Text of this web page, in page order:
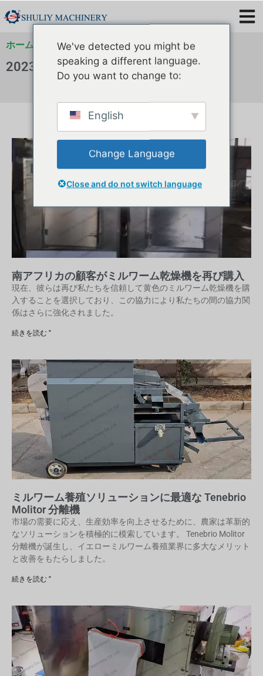
ホーム アーカイブ»アーカイブ
2023年7月
南アフリカの顧客がミルワーム乾燥機を再び購入
現在、彼らは再び私たちを信頼して黄色のミルワーム乾燥機を購
入することを選択しており、この協力により私たちの間の協力関
係はさらに強化されました。
続きを読む "
ミルワーム養殖ソリューションに最適な Tenebrio
Molitor 分離機
市場の需要に応え、生産効率を向上させるために、農家は革新的
なソリューションを積極的に模索しています。 Tenebrio Molitor
分離機が誕生し、イエローミルワーム養殖業界に多大なメリット
と改善をもたらしました。
続きを読む "
We've detected you might be
speaking a different language.
Do you want to change to:
English
Change Language
Close and do not switch language